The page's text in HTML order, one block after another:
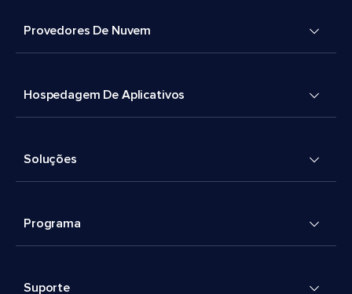
Provedores De Nuvem
Hospedagem De Aplicativos
Soluções
Programa
Suporte